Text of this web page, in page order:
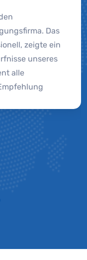
Das
zeigte ein
unseres
alle